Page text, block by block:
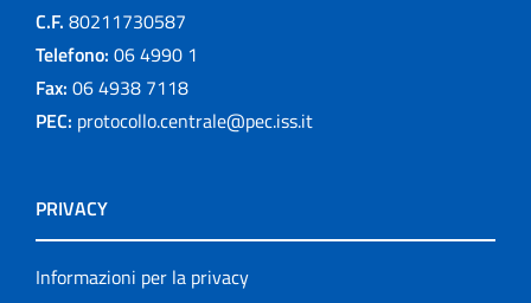
C.F. 80211730587
Telefono: 06 4990 1
Fax: 06 4938 7118
PEC: protocollo.centrale@pec.iss.it
PRIVACY
Informazioni per la privacy